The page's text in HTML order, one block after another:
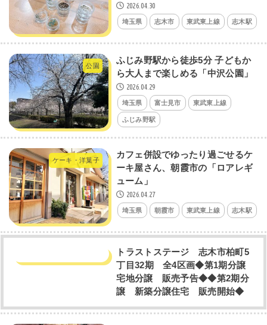
2026.04.30
埼玉県 志木市 東武東上線 志木駅
公園
ふじみ野駅から徒歩5分 子どもか
ら大人まで楽しめる「中沢公園」
2026.04.29
埼玉県 富士見市 東武東上線
ふじみ野駅
ケーキ・洋菓子
カフェ併設でゆったり過ごせるケ
ーキ屋さん、朝霞市の「ロアレギ
ューム」
2026.04.27
埼玉県 朝霞市 東武東上線 志木駅
トラストステージ 志木市柏町5
丁目32期 全4区画◆第1期分譲
宅地分譲 販売予告◆◆第2期分
譲 新築分譲住宅 販売開始◆